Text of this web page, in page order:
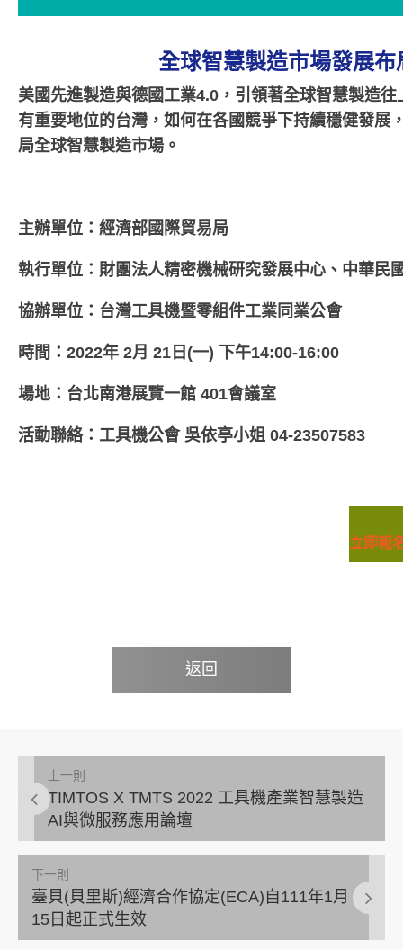
全球智慧製造市場發展
美國先進製造與德國工業4.0， 引領著全球智慧製造
有重要地位的台灣， 如何在各國競爭下持續穩健發展
局全球智慧製造市場。
主辦單位：經濟部國際貿易局
執行單位：財團法人精密機械研究發展中心、 中華民
協辦單位：台灣工具機暨零組件工業同業公會
時間：2022年 2月 21日(一) 下午14:00-16:00
場地：台北南港展覽一館 401會議室
活動聯絡：工具機公會 吳依亭小姐 04-23507583
立即報
返回
上一則
TIMTOS X TMTS 2022 工具機產業智慧製造
AI與微服務應用論壇
下一則
臺貝(貝里斯)經濟合作協定(ECA)自111年1月
15日起正式生效